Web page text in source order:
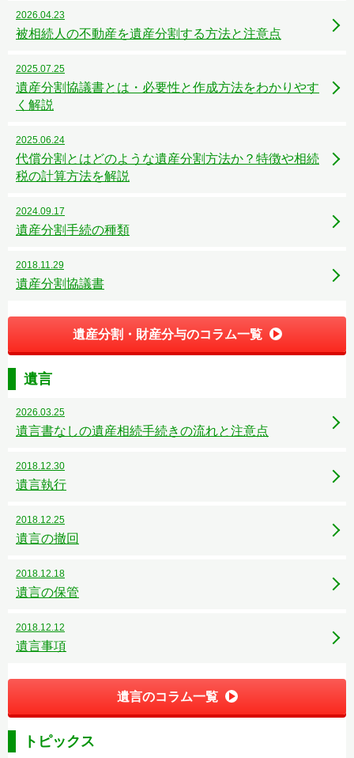
2026.04.23
被相続人の不動産を遺産分割する方法と注意点
2025.07.25
遺産分割協議書とは・必要性と作成方法をわかりやす
く解説
2025.06.24
代償分割とはどのような遺産分割方法か？特徴や相続
税の計算方法を解説
2024.09.17
遺産分割手続の種類
2018.11.29
遺産分割協議書
遺産分割・財産分与のコラム一覧
遺言
2026.03.25
遺言書なしの遺産相続手続きの流れと注意点
2018.12.30
遺言執行
2018.12.25
遺言の撤回
2018.12.18
遺言の保管
2018.12.12
遺言事項
遺言のコラム一覧
トピックス